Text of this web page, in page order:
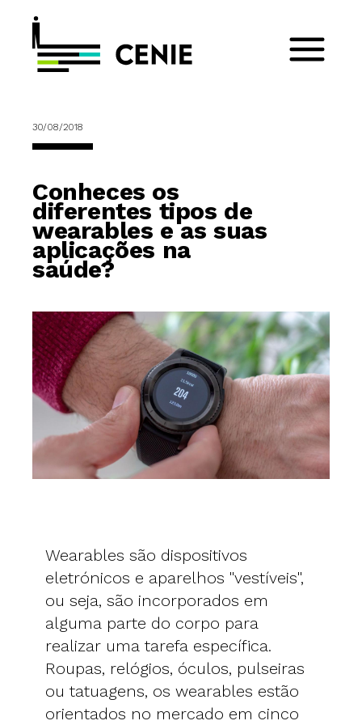
30/08/2018
Conheces os
diferentes tipos de
wearables e as suas
aplicações na
saúde?
Wearables são dispositivos
eletrónicos e aparelhos "vestíveis",
ou seja, são incorporados em
alguma parte do corpo para
realizar uma tarefa específica.
Roupas, relógios, óculos, pulseiras
ou tatuagens, os wearables estão
orientados no mercado em cinco